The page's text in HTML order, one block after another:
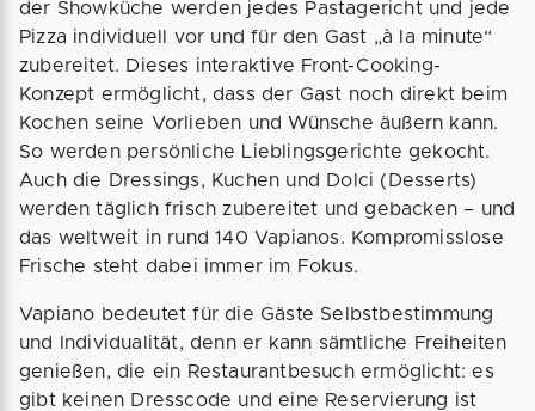
der Showküche werden jedes Pastagericht und jede
Pizza individuell vor und für den Gast „à la minute“
zubereitet. Dieses interaktive Front-Cooking-
Konzept ermöglicht, dass der Gast noch direkt beim
Kochen seine Vorlieben und Wünsche äußern kann.
So werden persönliche Lieblingsgerichte gekocht.
Auch die Dressings, Kuchen und Dolci (Desserts)
werden täglich frisch zubereitet und gebacken – und
das weltweit in rund 140 Vapianos. Kompromisslose
Frische steht dabei immer im Fokus.
Vapiano bedeutet für die Gäste Selbstbestimmung
und Individualität, denn er kann sämtliche Freiheiten
genießen, die ein Restaurantbesuch ermöglicht: es
gibt keinen Dresscode und eine Reservierung ist